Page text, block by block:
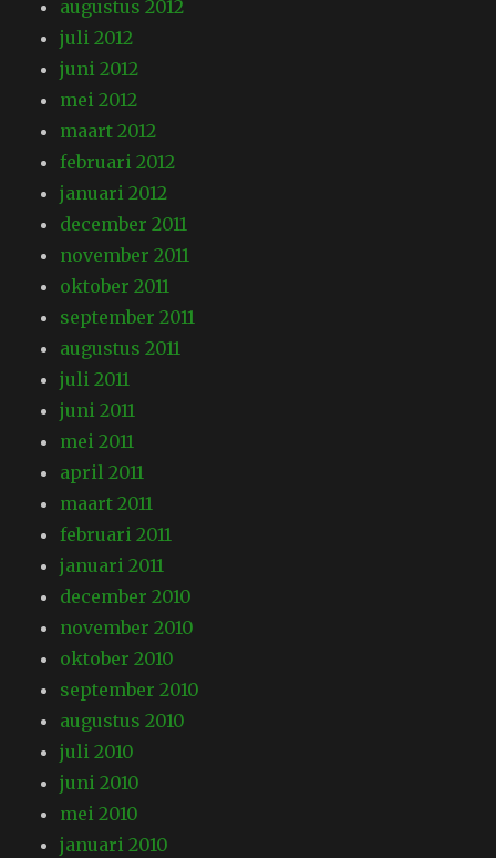
augustus 2012
juli 2012
juni 2012
mei 2012
maart 2012
februari 2012
januari 2012
december 2011
november 2011
oktober 2011
september 2011
augustus 2011
juli 2011
juni 2011
mei 2011
april 2011
maart 2011
februari 2011
januari 2011
december 2010
november 2010
oktober 2010
september 2010
augustus 2010
juli 2010
juni 2010
mei 2010
januari 2010